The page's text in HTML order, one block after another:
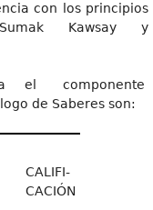
con los principios
Kawsay y
el componente
de Saberes son:
CALIFI-
CACIÓN